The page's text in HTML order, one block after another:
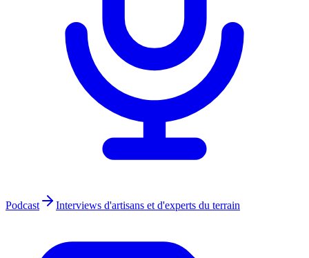
Podcast Interviews d'artisans et d'experts du terrain